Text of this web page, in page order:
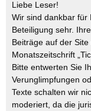
Liebe Leser!
Wir sind dankbar für
Beteiligung sehr.
Beiträge auf der
Monatszeitschrift
Bitte entwerten Sie
Verunglimpfungen
Texte schalten wir
moderiert, da die